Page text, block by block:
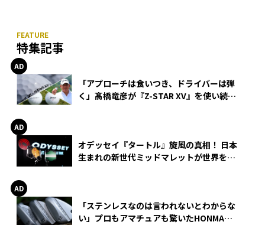
特集記事
「アプローチは食いつき、ドライバーは弾
く」髙橋竜彦が『Z-STAR XV』を使い続け
オデッセイ『タートル』旋風の真相！ 日本
生まれの新世代ミッドマレットが世界を席
「ステンレスなのは言われないとわからな
い」プロもアマチュアも驚いたHONMA